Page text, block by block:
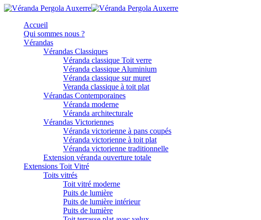
Accueil
Qui sommes nous ?
Vérandas
Vérandas Classiques
Véranda classique Toit verre
Véranda classique Aluminium
Véranda classique sur muret
Veranda classique à toit plat
Vérandas Contemporaines
Véranda moderne
Véranda architecturale
Vérandas Victoriennes
Véranda victorienne à pans coupés
Véranda victorienne à toit plat
Véranda victorienne traditionnelle
Extension véranda ouverture totale
Extensions Toit Vitré
Toits vitrés
Toit vitré moderne
Puits de lumière
Puits de lumière intérieur
Puits de lumière